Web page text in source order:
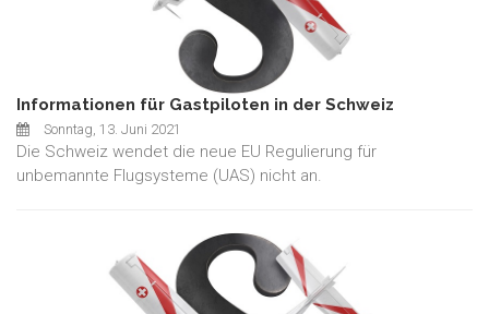
Informationen für Gastpiloten in der Schweiz
Sonntag, 13. Juni 2021
Die Schweiz wendet die neue EU Regulierung für
unbemannte Flugsysteme (UAS) nicht an.